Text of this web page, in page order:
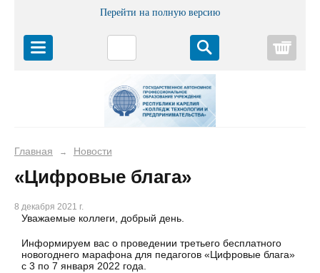
Перейти на полную версию
Главная → Новости
«Цифровые блага»
8 декабря 2021 г.
Уважаемые коллеги, добрый день.
Информируем вас о проведении третьего бесплатного
новогоднего марафона для педагогов «Цифровые блага»
с 3 по 7 января 2022 года.